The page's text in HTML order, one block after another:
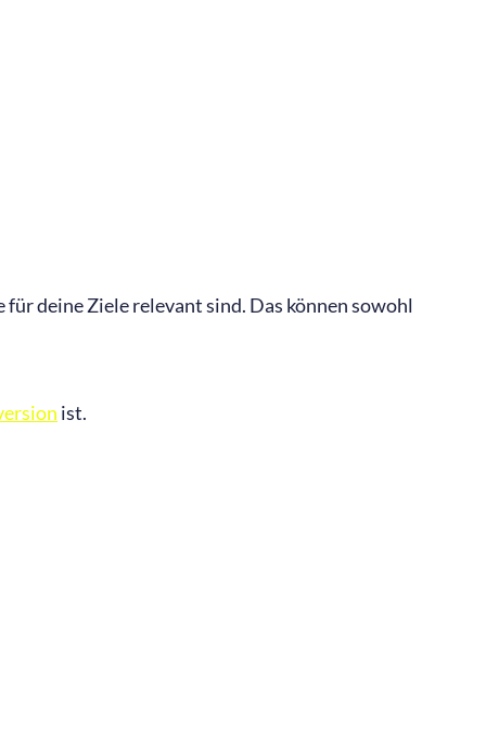
deine Ziele relevant sind. Das können sowohl
ist.